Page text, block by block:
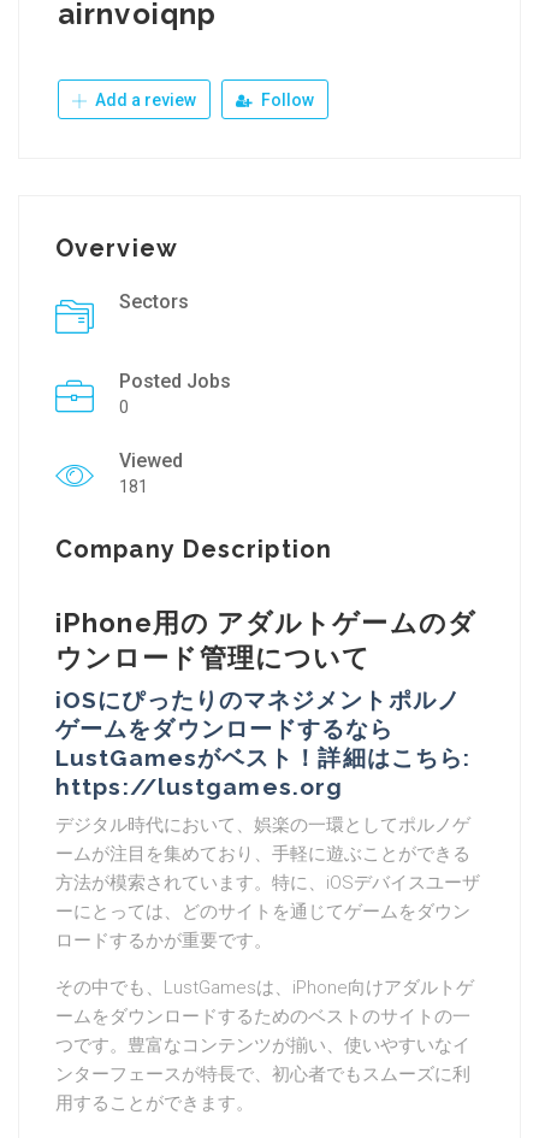
airnvoiqnp
Add a review Follow
Overview
Sectors
Posted Jobs
0
Viewed
181
Company Description
iPhone用の アダルトゲームのダ
ウンロード管理について
iOSにぴったりのマネジメントポルノ
ゲームをダウンロードするなら
LustGamesがベスト！詳細はこちら:
https://lustgames.org
デジタル時代において、娯楽の一環としてポルノゲ
ームが注目を集めており、手軽に遊ぶことができる
方法が模索されています。特に、iOSデバイスユーザ
ーにとっては、どのサイトを通じてゲームをダウン
ロードするかが重要です。
その中でも、LustGamesは、iPhone向けアダルトゲ
ームをダウンロードするためのベストのサイトの一
つです。豊富なコンテンツが揃い、使いやすいなイ
ンターフェースが特長で、初心者でもスムーズに利
用することができます。